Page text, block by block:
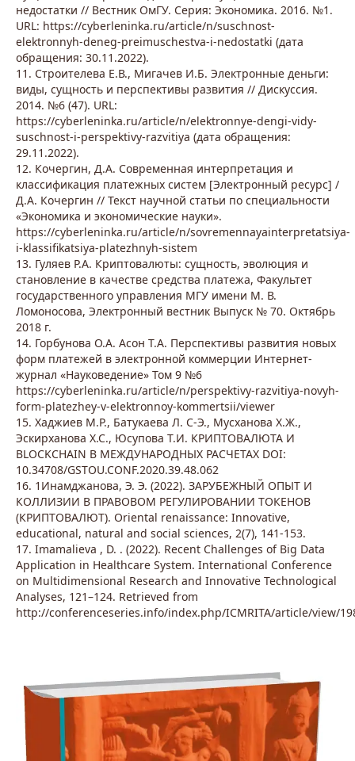
недостатки // Вестник ОмГУ. Серия: Экономика. 2016. №1.
URL: https://cyberleninka.ru/article/n/suschnost-
elektronnyh-deneg-preimuschestva-i-nedostatki (дата
обращения: 30.11.2022).
11. Строителева Е.В., Мигачев И.Б. Электронные деньги:
виды, сущность и перспективы развития // Дискуссия.
2014. №6 (47). URL:
https://cyberleninka.ru/article/n/elektronnye-dengi-vidy-
suschnost-i-perspektivy-razvitiya (дата обращения:
29.11.2022).
12. Кочергин, Д.А. Современная интерпретация и
классификация платежных систем [Электронный ресурс] /
Д.А. Кочергин // Текст научной статьи по специальности
«Экономика и экономические науки».
https://cyberleninka.ru/article/n/sovremennayainterpretatsiya-
i-klassifikatsiya-platezhnyh-sistem
13. Гуляев Р.А. Криптовалюты: сущность, эволюция и
становление в качестве средства платежа, Факультет
государственного управления МГУ имени М. В.
Ломоносова, Электронный вестник Выпуск № 70. Октябрь
2018 г.
14. Горбунова О.А. Асон Т.А. Перспективы развития новых
форм платежей в электронной коммерции Интернет-
журнал «Науковедение» Том 9 №6
https://cyberleninka.ru/article/n/perspektivy-razvitiya-novyh-
form-platezhey-v-elektronnoy-kommertsii/viewer
15. Хаджиев М.Р., Батукаева Л. С-Э., Мусханова Х.Ж.,
Эскирханова Х.С., Юсупова Т.И. КРИПТОВАЛЮТА И
BLOCKCHAIN В МЕЖДУНАРОДНЫХ РАСЧЕТАХ DOI:
10.34708/GSTOU.CONF.2020.39.48.062
16. 1Инамджанова, Э. Э. (2022). ЗАРУБЕЖНЫЙ ОПЫТ И
КОЛЛИЗИИ В ПРАВОВОМ РЕГУЛИРОВАНИИ ТОКЕНОВ
(КРИПТОВАЛЮТ). Oriental renaissance: Innovative,
educational, natural and social sciences, 2(7), 141-153.
17. Imamalieva , D. . (2022). Recent Challenges of Big Data
Application in Healthcare System. International Conference
on Multidimensional Research and Innovative Technological
Analyses, 121–124. Retrieved from
http://conferenceseries.info/index.php/ICMRITA/article/view/